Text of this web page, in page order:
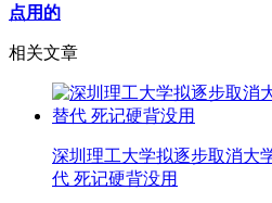
点用的
相关文章
深圳理工大学拟逐步取消大
代 死记硬背没用